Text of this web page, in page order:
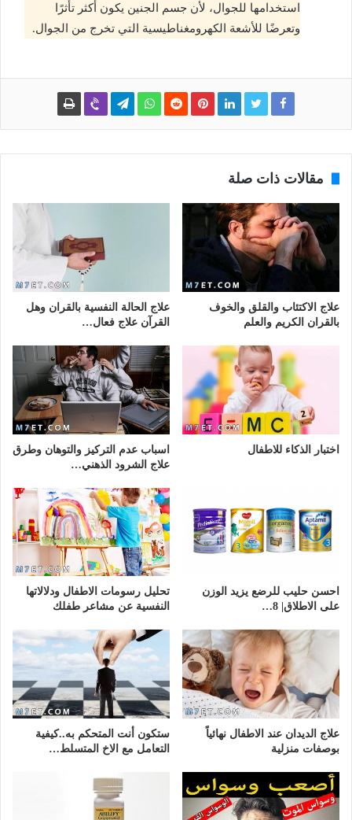
استخدامها للجوال، لأن جسم الجنين يكون أكثر تأثرًا
وتعرضًا للأشعة الكهرومغناطيسية التي تخرج من الجوال.
مقالات ذات صلة
علاج الاكتئاب والقلق والخوف
بالقران الكريم والعلم
علاج الحالة النفسية بالقران وهل
القرآن علاج فعال…
اختبار الذكاء للاطفال
اسباب عدم التركيز والتوهان وطرق
علاج الشرود الذهني…
احسن حليب للرضع يزيد الوزن
على الاطلاق| 8…
تحليل رسومات الاطفال ودلالاتها
النفسية عن مشاعر طفلك
علاج الديدان عند الاطفال نهائياً
بوصفات منزلية
ستكون أنت المتحكم به..كيفية
التعامل مع الاخ المتسلط…